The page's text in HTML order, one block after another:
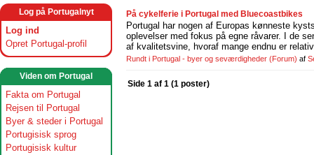
Log på Portugalnyt
Log ind
Opret Portugal-profil
Viden om Portugal
Fakta om Portugal
Rejsen til Portugal
Byer & steder i Portugal
Portugisisk sprog
Portugisisk kultur
På cykelferie i Portugal med Bluecoastbikes
Portugal har nogen af Europas kønneste
oplevelser med fokus på egne råvarer. I de
af kvalitetsvine, hvoraf mange endnu er
Rundt i Portugal - byer og seværdigheder (Forum) af
Side 1 af 1 (1 poster)